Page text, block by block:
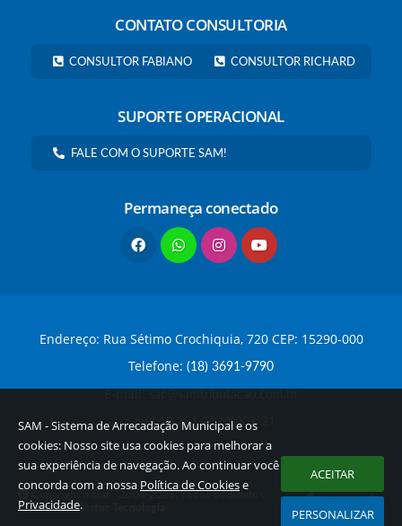
CONTATO CONSULTORIA
CONSULTOR FABIANO CONSULTOR RICHARD
SUPORTE OPERACIONAL
FALE COM O SUPORTE SAM!
Permaneça conectado
Endereço: Rua Sétimo Crochiquia, 720 CEP: 15290-000
Telefone: (18) 3691-9790
E-mail:sac@samtributacao.com.br
CNPJ 19.261.232/0001-21
Copyright Instar - 2006-2026. Todos os direitos
reservados -Instar Tecnologia
SAM - Sistema de Arrecadação Municipal e os
cookies: Nosso site usa cookies para melhorar a
sua experiência de navegação. Ao continuar você
concorda com a nossa Política de Cookiese
Privacidade.
ACEITAR
PERSONALIZAR